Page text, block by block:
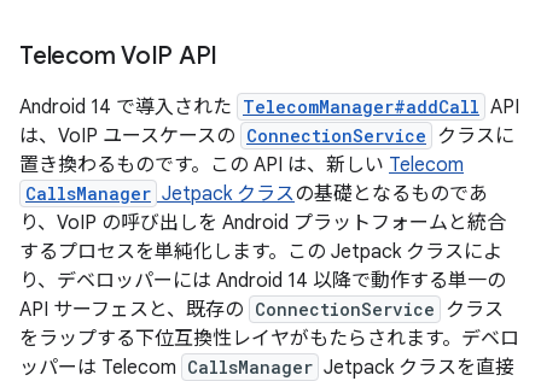
Telecom VoIP API
Android 14 で導入された TelecomManager#addCall API
は、VoIP ユースケースの ConnectionService
クラスに
置き換わるものです。この API は、新しい Telecom
CallsManager Jetpack クラスの基礎となるものであ
り、VoIP の呼び出しを Android プラットフォームと統合
するプロセスを単純化します。この Jetpack クラスによ
り、デベロッパーには Android 14 以降で動作する単一の
API サーフェスと、既存の ConnectionService
クラス
をラップする下位互換性レイヤがもたらされます。デベロ
ッパーは Telecom CallsManager Jetpack クラスを直接